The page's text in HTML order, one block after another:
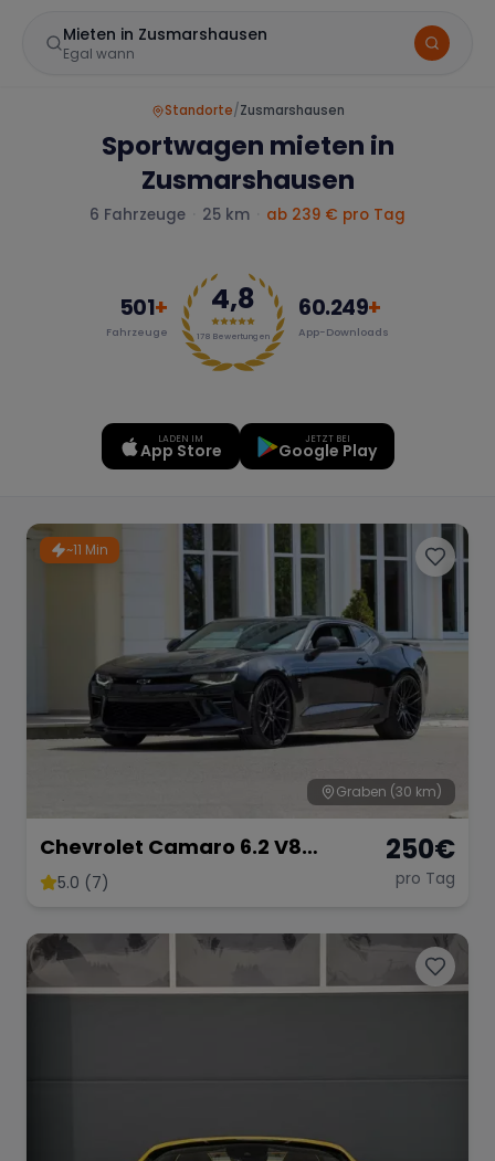
Mieten in Zusmarshausen
Egal wann
Marke
Porsche Lamborghini Ferrari
Ford Jaguar
Tesla Chevrolet Dodge
Bentley Rolls Royce Aston Martin
Maserati
Wann
Zeitraum wählen
Standorte/Zusmarshausen
Sportwagen mieten in
Zusmarshausen
6 Fahrzeuge 25 km ab 239 € pro Tag
501+
Fahrzeuge
4,8
178 Bewertungen
60.249+
App-Downloads
LADEN IM
App Store
JETZT BEI
Google Play
~11 Min
Graben (30 km)
Chevrolet Camaro 6.2 V8
Customkingz
5.0 (7)
250€
pro Tag